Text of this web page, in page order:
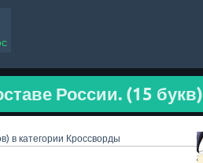
России. (15 букв)
в категории Кроссворды